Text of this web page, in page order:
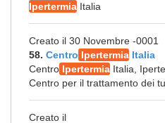
Ipertermia Italia
Creato il 30 Novembre -0001
58. Centro Ipertermia Italia
Centro Ipertermia Italia,
Centro per il trattamento dei
Creato il